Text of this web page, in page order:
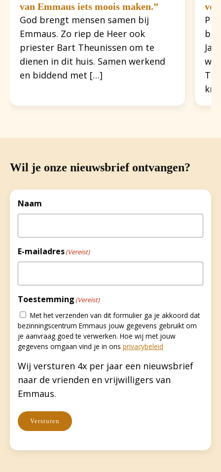
van Emmaus iets moois maken.”
God brengt mensen samen bij
Emmaus. Zo riep de Heer ook
priester Bart Theunissen om te
dienen in dit huis. Samen werkend
en biddend met […]
Wil je onze nieuwsbrief ontvangen?
Naam
E-mailadres(Vereist)
Toestemming (Vereist)
Met het verzenden van dit formulier ga je akkoord dat
bezinningscentrum Emmaus jouw gegevens gebruikt om
je aanvraag goed te verwerken. Hoe wij met jouw
gegevens omgaan vind je in ons privacybeleid
Wij versturen 4x per jaar een nieuwsbrief
naar de vrienden en vrijwilligers van
Emmaus.
Versturen